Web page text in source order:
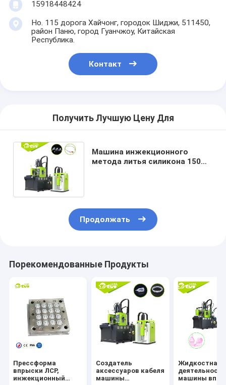
15918448424
Но. 115 дорога Хайчонг, городок Шиджи, 511450,
район Паню, город Гуанчжоу, Китайская
Республика.
Контакт
Получить Лучшую Цену Для
Машина инжекционного
метода литья силикона 150
Продолжать
Порекомендованные Продукты
Прессформа
впрыски ЛСР,
инжекционный
Создатель
аксессуаров кабеля
машины
Жидкостная
деятельность
машины